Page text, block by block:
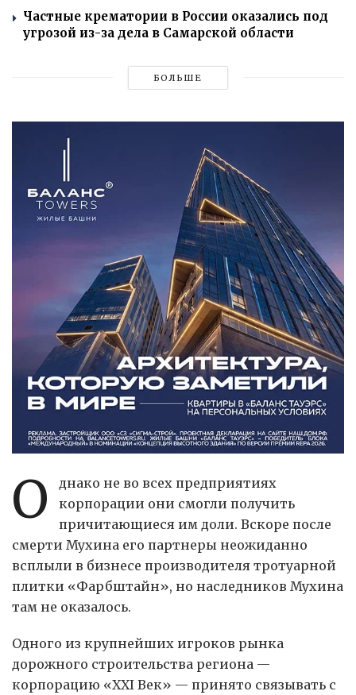
Частные крематории в России оказались под
угрозой из-за дела в Самарской области
БОЛЬШЕ
О
днако не во всех предприятиях
корпорации они смогли получить
причитающиеся им доли. Вскоре после
смерти Мухина его партнеры неожиданно
всплыли в бизнесе производителя тротуарной
плитки «Фарбштайн», но наследников Мухина
там не оказалось.
Одного из крупнейших игроков рынка
дорожного строительства региона —
корпорацию «XXI Век» — принято связывать с